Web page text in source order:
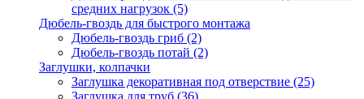
средних нагрузок (5)
Дюбель-гвоздь для быстрого монтажа
Дюбель-гвоздь гриб (2)
Дюбель-гвоздь потай (2)
Заглушки, колпачки
Заглушка декоративная под отверствие (25)
Заглушка для труб (36)